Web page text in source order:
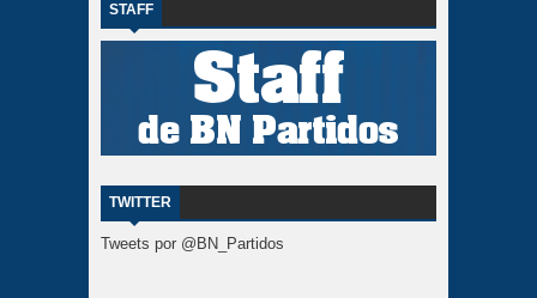
STAFF
TWITTER
Tweets por @BN_Partidos